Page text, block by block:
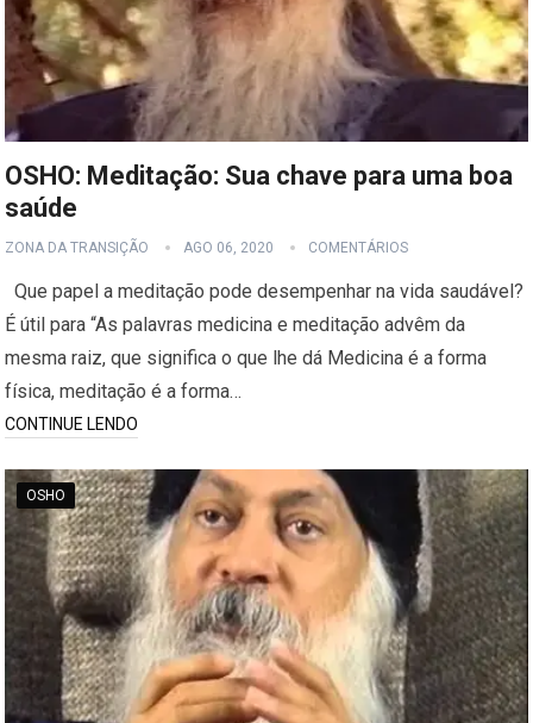
OSHO: Meditação: Sua chave para uma boa
saúde
ZONA DA TRANSIÇÃO AGO 06, 2020 COMENTÁRIOS
Que papel a meditação pode desempenhar na vida saudável?
É útil para “As palavras medicina e meditação advêm da
mesma raiz, que significa o que lhe dá Medicina é a forma
física, meditação é a forma…
CONTINUE LENDO
OSHO